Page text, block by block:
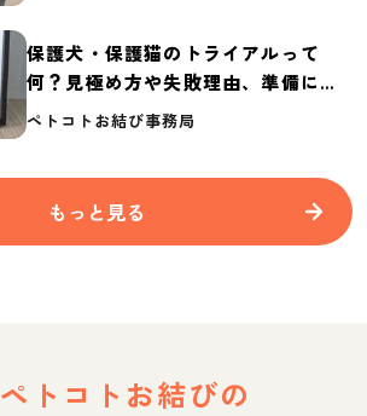
保護犬・保護猫のトライアルって
何？見極め方や失敗理由、準備に必
要なものを紹介
ペトコトお結び事務局
もっと見る
ペトコトお結びの